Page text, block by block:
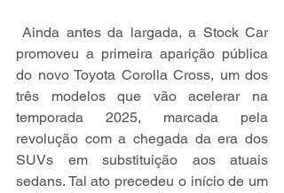
Ainda antes da largada, a Stock Car
promoveu a primeira aparição pública
do novo Toyota Corolla Cross, um dos
três modelos que vão acelerar na
temporada 2025, marcada pela
revolução com a chegada da era dos
SUVs em substituição aos atuais
sedans. Tal ato precedeu o início de um